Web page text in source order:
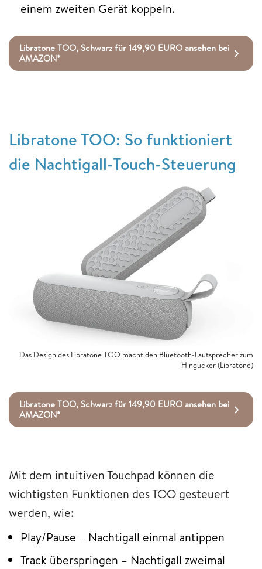
einem zweiten Gerät koppeln.
Libratone TOO, Schwarz für 149,90 EURO ansehen bei
AMAZON*
Libratone TOO: So funktioniert
die Nachtigall-Touch-Steuerung
Das Design des Libratone TOO macht den Bluetooth-Lautsprecher zum
Hingucker (Libratone)
Libratone TOO, Schwarz für 149,90 EURO ansehen bei
AMAZON*
Mit dem intuitiven Touchpad können die
wichtigsten Funktionen des TOO gesteuert
werden, wie:
Play/Pause – Nachtigall einmal antippen
Track überspringen – Nachtigall zweimal